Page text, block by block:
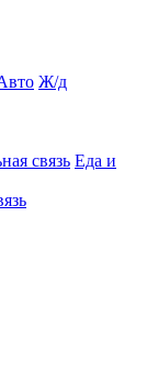
Ж/д
связь Еда и